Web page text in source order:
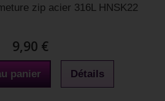
zip acier 316L HNSK22
9,90 €
panier Détails